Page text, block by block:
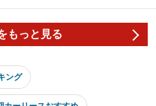
もっと見る
ング